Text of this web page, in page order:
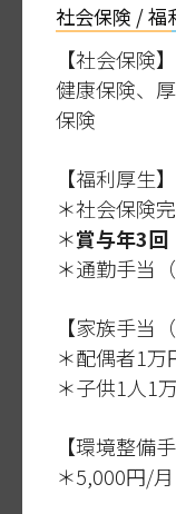
社会保険 / 福
【社会保険】
健康保険、
保険
【福利厚生】
＊社会保険
＊賞与年3回
＊通勤手当
【家族手当
＊配偶者1万
＊子供1人1
【環境整備手
＊5,000円/月